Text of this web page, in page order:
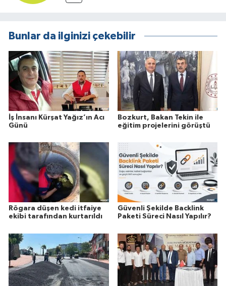
Bunlar da ilginizi çekebilir
İş İnsanı Kürşat Yağız’ın Acı
Günü
Bozkurt, Bakan Tekin ile
eğitim projelerini görüştü
Rögara düşen kedi itfaiye
ekibi tarafından kurtarıldı
Güvenli Şekilde Backlink
Paketi Süreci Nasıl Yapılır?